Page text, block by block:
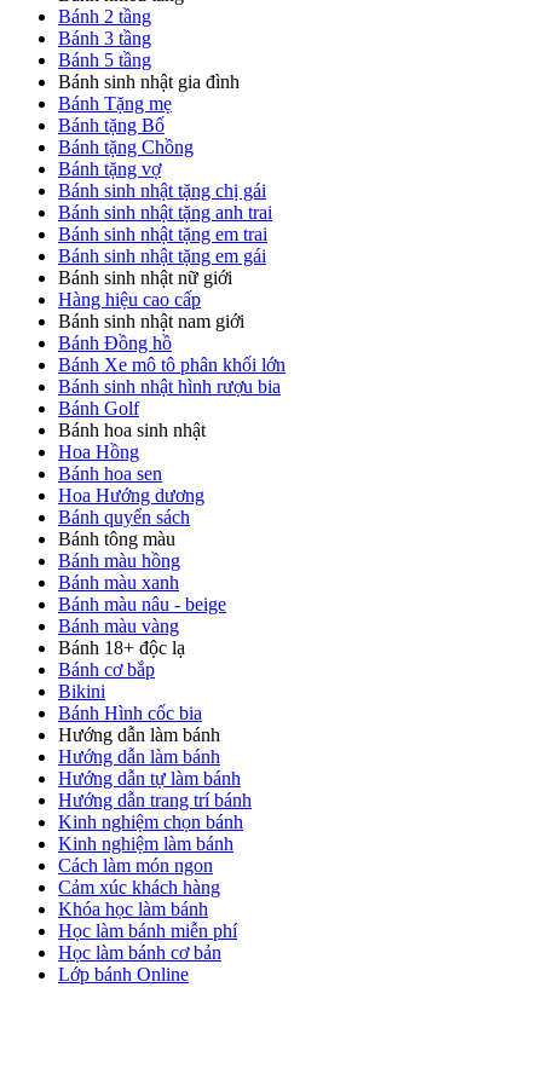
Bánh 2 tầng
Bánh 3 tầng
Bánh 5 tầng
Bánh sinh nhật gia đình
Bánh Tặng mẹ
Bánh tặng Bố
Bánh tặng Chồng
Bánh tặng vợ
Bánh sinh nhật tặng chị gái
Bánh sinh nhật tặng anh trai
Bánh sinh nhật tặng em trai
Bánh sinh nhật tặng em gái
Bánh sinh nhật nữ giới
Hàng hiệu cao cấp
Bánh sinh nhật nam giới
Bánh Đồng hồ
Bánh Xe mô tô phân khối lớn
Bánh sinh nhật hình rượu bia
Bánh Golf
Bánh hoa sinh nhật
Hoa Hồng
Bánh hoa sen
Hoa Hướng dương
Bánh quyển sách
Bánh tông màu
Bánh màu hồng
Bánh màu xanh
Bánh màu nâu - beige
Bánh màu vàng
Bánh 18+ độc lạ
Bánh cơ bắp
Bikini
Bánh Hình cốc bia
Hướng dẫn làm bánh
Hướng dẫn làm bánh
Hướng dẫn tự làm bánh
Hướng dẫn trang trí bánh
Kinh nghiệm chọn bánh
Kinh nghiệm làm bánh
Cách làm món ngon
Cảm xúc khách hàng
Khóa học làm bánh
Học làm bánh miễn phí
Học làm bánh cơ bản
Lớp bánh Online